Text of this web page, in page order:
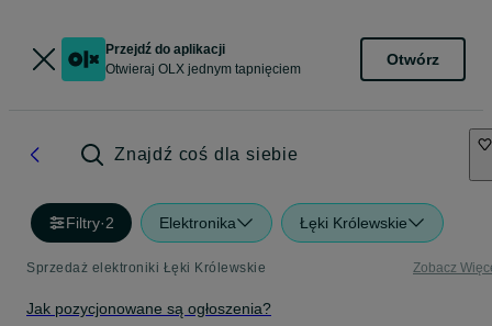
Przejdź do aplikacji
Otwieraj OLX jednym tapnięciem
Otwórz
Znajdź coś dla siebie
Filtry·2 Elektronika Łęki Królewskie
Sprzedaż elektroniki Łęki Królewskie Zobacz
Jak pozycjonowane są ogłoszenia?